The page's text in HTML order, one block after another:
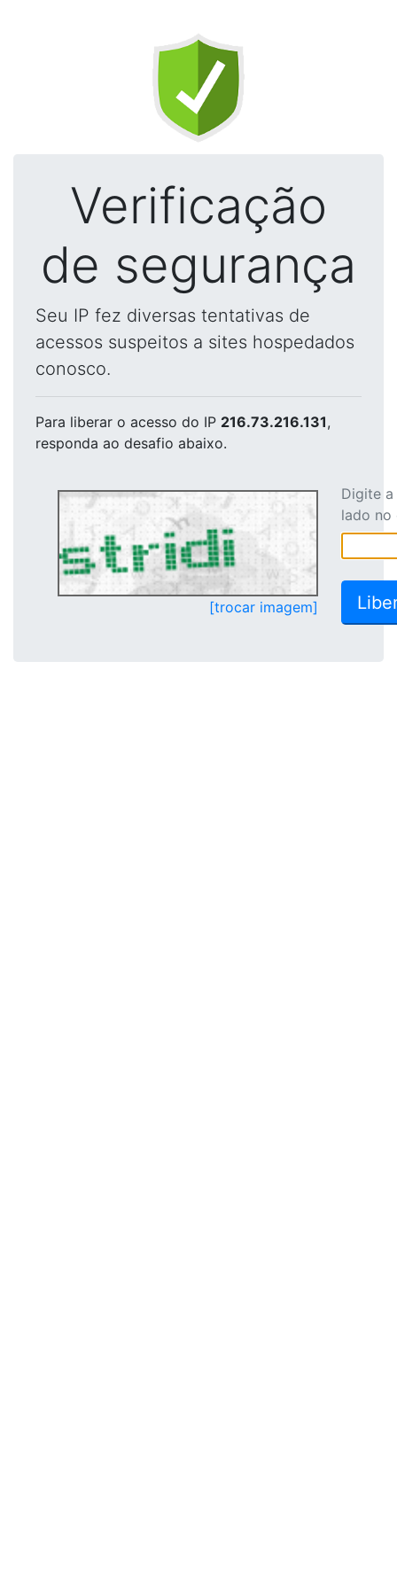
Verificação
de segurança
Seu IP fez diversas tentativas de
acessos suspeitos a sites hospedados
conosco.
Para liberar o acesso do IP 216.73.216.131,
responda ao desafio abaixo.
[trocar imagem]
Digite
lado no